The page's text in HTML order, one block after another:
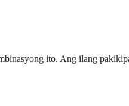
ito. Ang ilang